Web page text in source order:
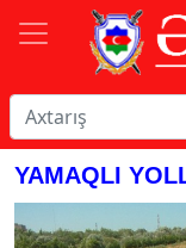
YAMAQLI